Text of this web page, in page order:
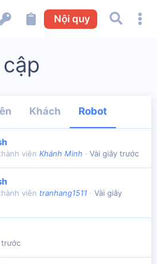
Nội quy
Khách Robot
viên Khánh Minh Vài giây trước
viên tranhang1511
Vài giây
trước